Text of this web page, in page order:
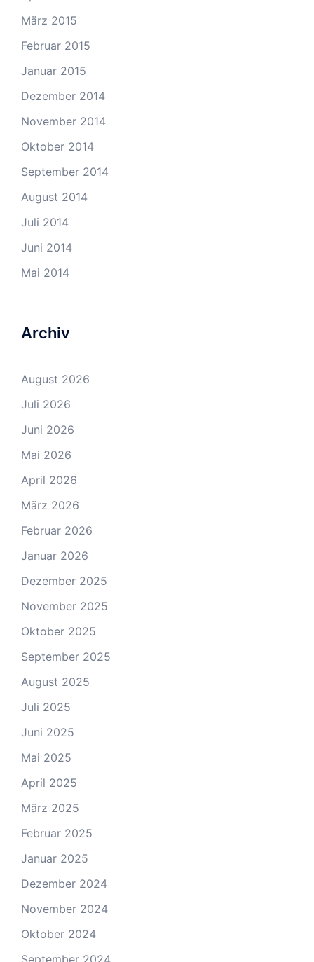
März 2015
Februar 2015
Januar 2015
Dezember 2014
November 2014
Oktober 2014
September 2014
August 2014
Juli 2014
Juni 2014
Mai 2014
Archiv
August 2026
Juli 2026
Juni 2026
Mai 2026
April 2026
März 2026
Februar 2026
Januar 2026
Dezember 2025
November 2025
Oktober 2025
September 2025
August 2025
Juli 2025
Juni 2025
Mai 2025
April 2025
März 2025
Februar 2025
Januar 2025
Dezember 2024
November 2024
Oktober 2024